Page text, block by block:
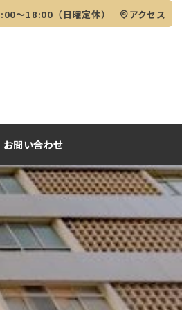
～18:00（日曜定休） アクセス
お問い合わせ